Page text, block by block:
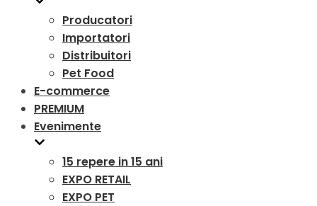
Producatori
Importatori
Distribuitori
Pet Food
E-commerce
PREMIUM
Evenimente
15 repere in 15 ani
EXPO RETAIL
EXPO PET